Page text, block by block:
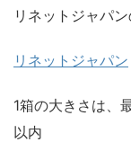
リネットジャパ
リネットジャパン
1箱の大きさは、
以内